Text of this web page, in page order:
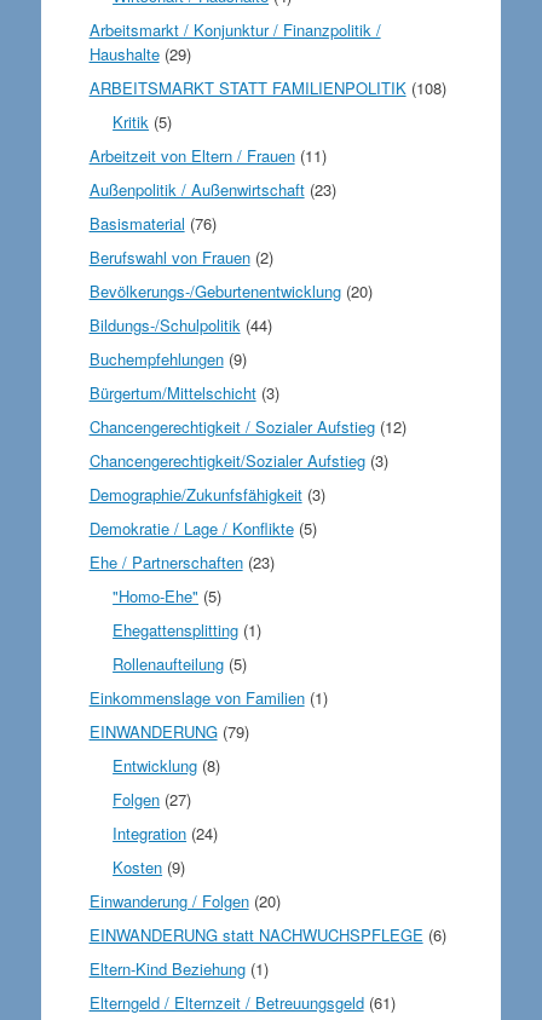
Arbeitsmarkt / Konjunktur / Finanzpolitik /
Haushalte(29)
ARBEITSMARKT STATT FAMILIENPOLITIK(108)
Kritik (5)
Arbeitzeit von Eltern / Frauen(11)
Außenpolitik / Außenwirtschaft(23)
Basismaterial (76)
Berufswahl von Frauen(2)
Bevölkerungs-/Geburtenentwicklung(20)
Bildungs-/Schulpolitik (44)
Buchempfehlungen(9)
Bürgertum/Mittelschicht(3)
Chancengerechtigkeit / Sozialer Aufstieg(12)
Chancengerechtigkeit/Sozialer Aufstieg(3)
Demographie/Zukunfsfähigkeit(3)
Demokratie / Lage / Konflikte(5)
Ehe / Partnerschaften(23)
"Homo-Ehe" (5)
Ehegattensplitting (1)
Rollenaufteilung (5)
Einkommenslage von Familien(1)
EINWANDERUNG(79)
Entwicklung (8)
Folgen (27)
Integration (24)
Kosten (9)
Einwanderung / Folgen(20)
EINWANDERUNG statt NACHWUCHSPFLEGE (6)
Eltern-Kind Beziehung(1)
Elterngeld / Elternzeit / Betreuungsgeld(61)